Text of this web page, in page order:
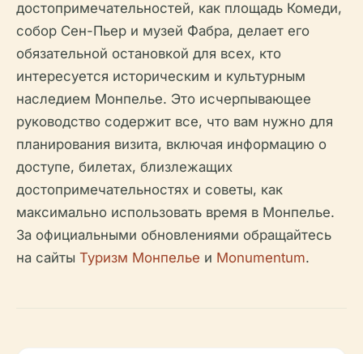
достопримечательностей, как площадь Комеди,
собор Сен-Пьер и музей Фабра, делает его
обязательной остановкой для всех, кто
интересуется историческим и культурным
наследием Монпелье. Это исчерпывающее
руководство содержит все, что вам нужно для
планирования визита, включая информацию о
доступе, билетах, близлежащих
достопримечательностях и советы, как
максимально использовать время в Монпелье.
За официальными обновлениями обращайтесь
на сайты Туризм Монпелье и Monumentum.